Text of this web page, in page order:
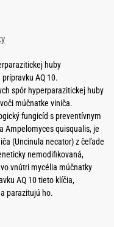
huby
AQ 10.
spór hyperparazitickej huby
múčnatke viniča.
fungicíd s preventívnym
Ampelomyces quisqualis, je
(Uncinula necator) z čeľade
nemodifikovaná,
vnútri mycélia múčnatky
AQ 10 tieto klíčia,
parazitujú ho.